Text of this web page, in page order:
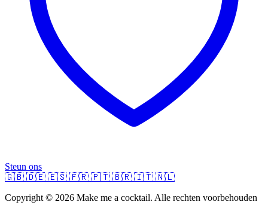
Steun ons
🇬🇧 🇩🇪 🇪🇸 🇫🇷 🇵🇹 🇧🇷 🇮🇹 🇳🇱
Copyright © 2026 Make me a cocktail. Alle rechten voorbehouden